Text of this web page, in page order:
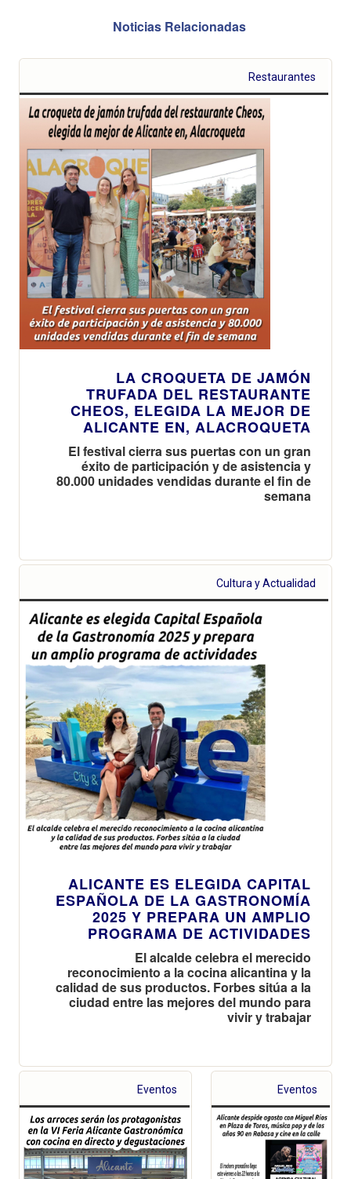
Noticias Relacionadas
Restaurantes
LA CROQUETA DE JAMÓN
TRUFADA DEL RESTAURANTE
CHEOS, ELEGIDA LA MEJOR DE
ALICANTE EN, ALACROQUETA
El festival cierra sus puertas con un gran
éxito de participación y de asistencia y
80.000 unidades vendidas durante el fin de
semana
Cultura y Actualidad
ALICANTE ES ELEGIDA CAPITAL
ESPAÑOLA DE LA GASTRONOMÍA
2025 Y PREPARA UN AMPLIO
PROGRAMA DE ACTIVIDADES
El alcalde celebra el merecido
reconocimiento a la cocina alicantina y la
calidad de sus productos. Forbes sitúa a la
ciudad entre las mejores del mundo para
vivir y trabajar
Eventos Eventos